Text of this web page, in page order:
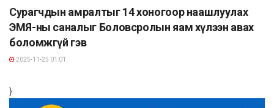
Сурагчдын амралтыг 14 хоногоор наашлуулах
ЭМЯ-ны саналыг Боловсролын яам хүлээн авах
боломжгүй гэв
2025-11-25 01:01
}